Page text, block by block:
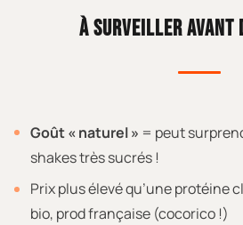
À SURVEILLER AVANT
Goût « naturel » = peut
shakes très sucrés !
Prix plus élevé qu’une protéine
bio, prod française (cocorico !)